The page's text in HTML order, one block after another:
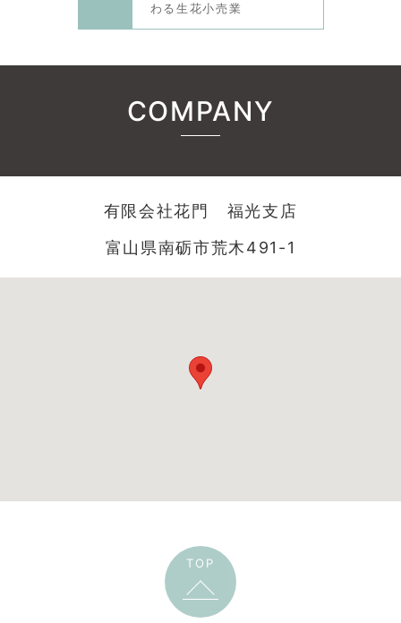
わる生花小売業
COMPANY
有限会社花門 福光支店
富山県南砺市荒木491-1
TOP